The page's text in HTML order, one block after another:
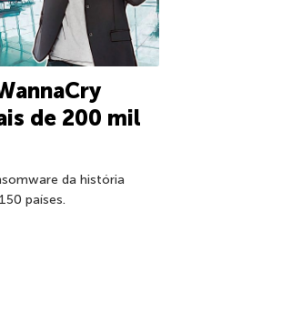
de 200 mil
da história
países.